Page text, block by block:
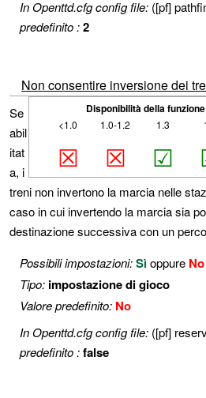
In Openttd.cfg config file: ([pf]
predefinito :2
Non consentire inversione dei
Disponibilità della funzione
<1.0
☒
1.0-1.2
☒
1.3
☑
Se
abil
itat
a, i
treni non invertono la marcia nelle
caso in cui invertendo la marcia sia
destinazione successiva con un
Possibili impostazioni:Sì oppure No
Tipo: impostazione di gioco
Valore predefinito: No
In Openttd.cfg config file: ([pf]
predefinito :false